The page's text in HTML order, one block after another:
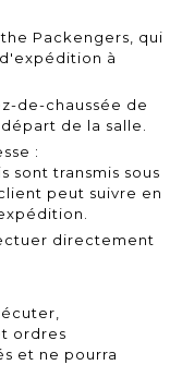
Packengers, qui
à
de-chaussée de
de la salle.
:
sont transmis sous
peut suivre en
directement
ordres
et ne pourra